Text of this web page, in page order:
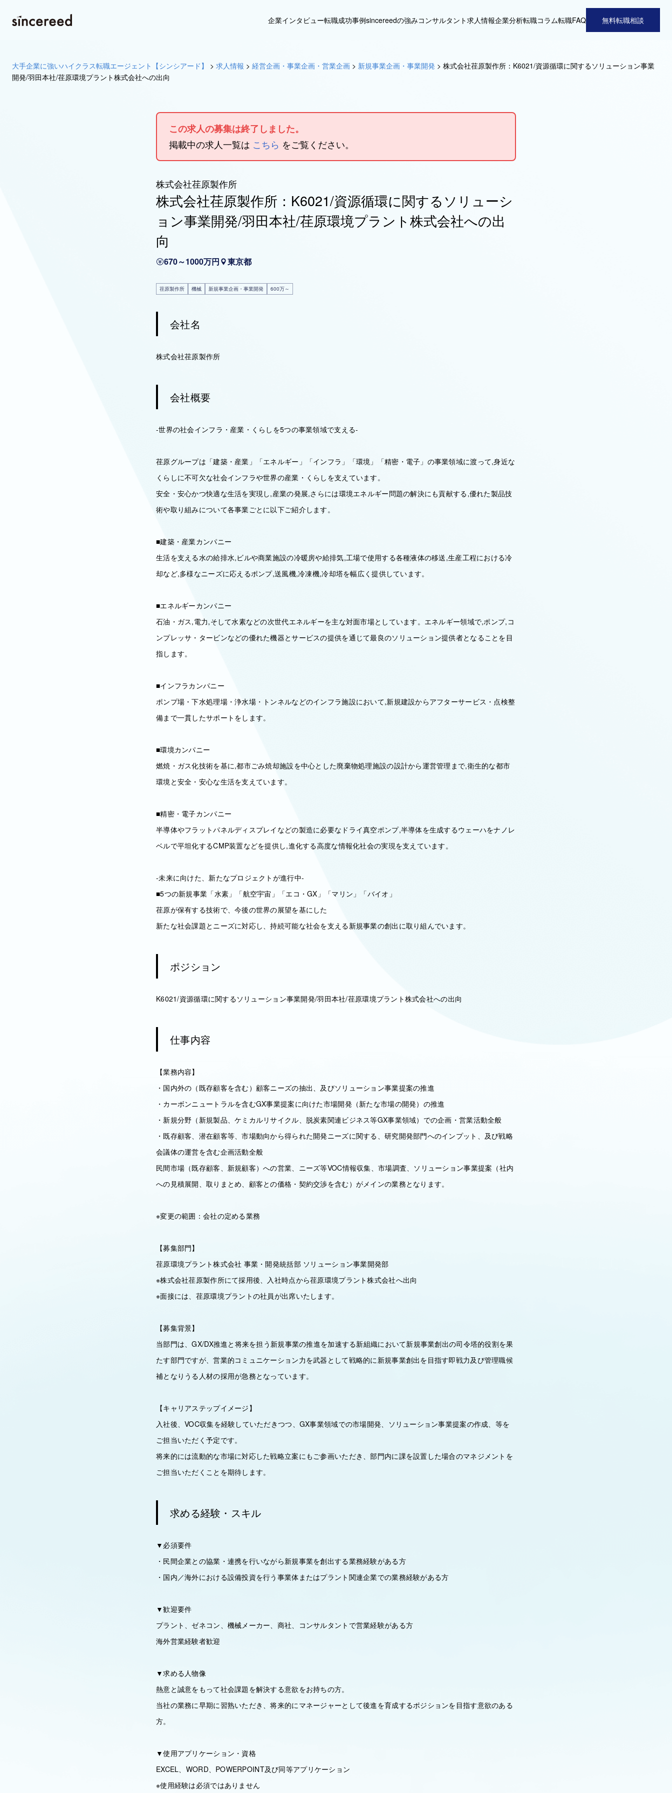
企業インタビュー転職成功事例sincereedの強みコンサルタント求人情報企業分析転職コラム転職FAQ 無料転職相談
大手企業に強いハイクラス転職エージェント【シンシアード】 > 求人情報 > 経営企画・事業企画・営業企画 > 新規事業企画・事業開発 > 株式会社荏原製作所：K6021/資源循環に関するソリューション事業
開発/羽田本社/荏原環境プラント株式会社への出向
この求人の募集は終了しました。
掲載中の求人一覧は こちら をご覧ください。
株式会社荏原製作所
株式会社荏原製作所：K6021/資源循環に関するソリューシ
ョン事業開発/羽田本社/荏原環境プラント株式会社への出
向
670～1000万円 東京都
荏原製作所 機械 新規事業企画・事業開発 600万～
会社名
株式会社荏原製作所
会社概要
-世界の社会インフラ・産業・くらしを5つの事業領域で支える-
荏原グループは「建築・産業」「エネルギー」「インフラ」「環境」「精密・電子」の事業領域に渡って,身近な
くらしに不可欠な社会インフラや世界の産業・くらしを支えています。
安全・安心かつ快適な生活を実現し,産業の発展,さらには環境エネルギー問題の解決にも貢献する,優れた製品技
術や取り組みについて各事業ごとに以下ご紹介します。
■建築・産業カンパニー
生活を支える水の給排水,ビルや商業施設の冷暖房や給排気,工場で使用する各種液体の移送,生産工程における冷
却など,多様なニーズに応えるポンプ,送風機,冷凍機,冷却塔を幅広く提供しています。
■エネルギーカンパニー
石油・ガス,電力,そして水素などの次世代エネルギーを主な対面市場としています。エネルギー領域で,ポンプ,コ
ンプレッサ・タービンなどの優れた機器とサービスの提供を通じて最良のソリューション提供者となることを目
指します。
■インフラカンパニー
ポンプ場・下水処理場・浄水場・トンネルなどのインフラ施設において,新規建設からアフターサービス・点検整
備まで一貫したサポートをします。
■環境カンパニー
燃焼・ガス化技術を基に,都市ごみ焼却施設を中心とした廃棄物処理施設の設計から運営管理まで,衛生的な都市
環境と安全・安心な生活を支えています。
■精密・電子カンパニー
半導体やフラットパネルディスプレイなどの製造に必要なドライ真空ポンプ,半導体を生成するウェーハをナノレ
ベルで平坦化するCMP装置などを提供し,進化する高度な情報化社会の実現を支えています。
‐未来に向けた、新たなプロジェクトが進行中‐
■5つの新規事業「水素」「航空宇宙」「エコ・GX」「マリン」「バイオ」
荏原が保有する技術で、今後の世界の展望を基にした
新たな社会課題とニーズに対応し、持続可能な社会を支える新規事業の創出に取り組んでいます。
ポジション
K6021/資源循環に関するソリューション事業開発/羽田本社/荏原環境プラント株式会社への出向
仕事内容
【業務内容】
・国内外の（既存顧客を含む）顧客ニーズの抽出、及びソリューション事業提案の推進
・カーボンニュートラルを含むGX事業提案に向けた市場開発（新たな市場の開発）の推進
・新規分野（新規製品、ケミカルリサイクル、脱炭素関連ビジネス等GX事業領域）での企画・営業活動全般
・既存顧客、潜在顧客等、市場動向から得られた開発ニーズに関する、研究開発部門へのインプット、及び戦略
会議体の運営を含む企画活動全般
民間市場（既存顧客、新規顧客）への営業、ニーズ等VOC情報収集、市場調査、ソリューション事業提案（社内
への見積展開、取りまとめ、顧客との価格・契約交渉を含む）がメインの業務となります。
※変更の範囲：会社の定める業務
【募集部門】
荏原環境プラント株式会社 事業・開発統括部 ソリューション事業開発部
※株式会社荏原製作所にて採用後、入社時点から荏原環境プラント株式会社へ出向
※面接には、荏原環境プラントの社員が出席いたします。
【募集背景】
当部門は、GX/DX推進と将来を担う新規事業の推進を加速する新組織において新規事業創出の司令塔的役割を果
たす部門ですが、営業的コミュニケーション力を武器として戦略的に新規事業創出を目指す即戦力及び管理職候
補となりうる人材の採用が急務となっています。
【キャリアステップイメージ】
入社後、VOC収集を経験していただきつつ、GX事業領域での市場開発、ソリューション事業提案の作成、等を
ご担当いただく予定です。
将来的には流動的な市場に対応した戦略立案にもご参画いただき、部門内に課を設置した場合のマネジメントを
ご担当いただくことを期待します。
求める経験・スキル
▼必須要件
・民間企業との協業・連携を行いながら新規事業を創出する業務経験がある方
・国内／海外における設備投資を行う事業体またはプラント関連企業での業務経験がある方
▼歓迎要件
プラント、ゼネコン、機械メーカー、商社、コンサルタントで営業経験がある方
海外営業経験者歓迎
▼求める人物像
熱意と誠意をもって社会課題を解決する意欲をお持ちの方。
当社の業務に早期に習熟いただき、将来的にマネージャーとして後進を育成するポジションを目指す意欲のある
方。
▼使用アプリケーション・資格
EXCEL、WORD、POWERPOINT及び同等アプリケーション
※使用経験は必須ではありません